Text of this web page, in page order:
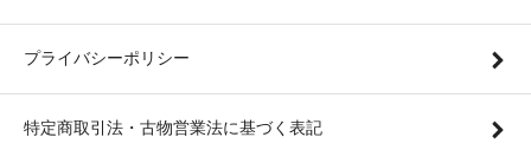
プライバシーポリシー
特定商取引法・古物営業法に基づく表記